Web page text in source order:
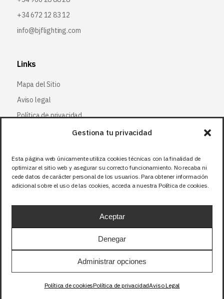
Gestiona tu privacidad
Esta página web únicamente utiliza cookies técnicas con la finalidad de
optimizar el sitio web y asegurar su correcto funcionamiento. No recaba ni
cede datos de carácter personal de los usuarios. Para obtener información
adicional sobre el uso de las cookies, acceda a nuestra Política de cookies.
Aceptar
Denegar
Administrar opciones
Política de cookiesPolítica de privacidadAviso Legal
+34 672 12 83 12
info@bjflighting.com
Links
Mapa del Sitio
Aviso legal
Política de privacidad
Política de cookies
Síguenos
Facebook
LinkedIn
Precios sin IVA (21%). Tasa RAEE incluida en
aquellos productos que corresponda.